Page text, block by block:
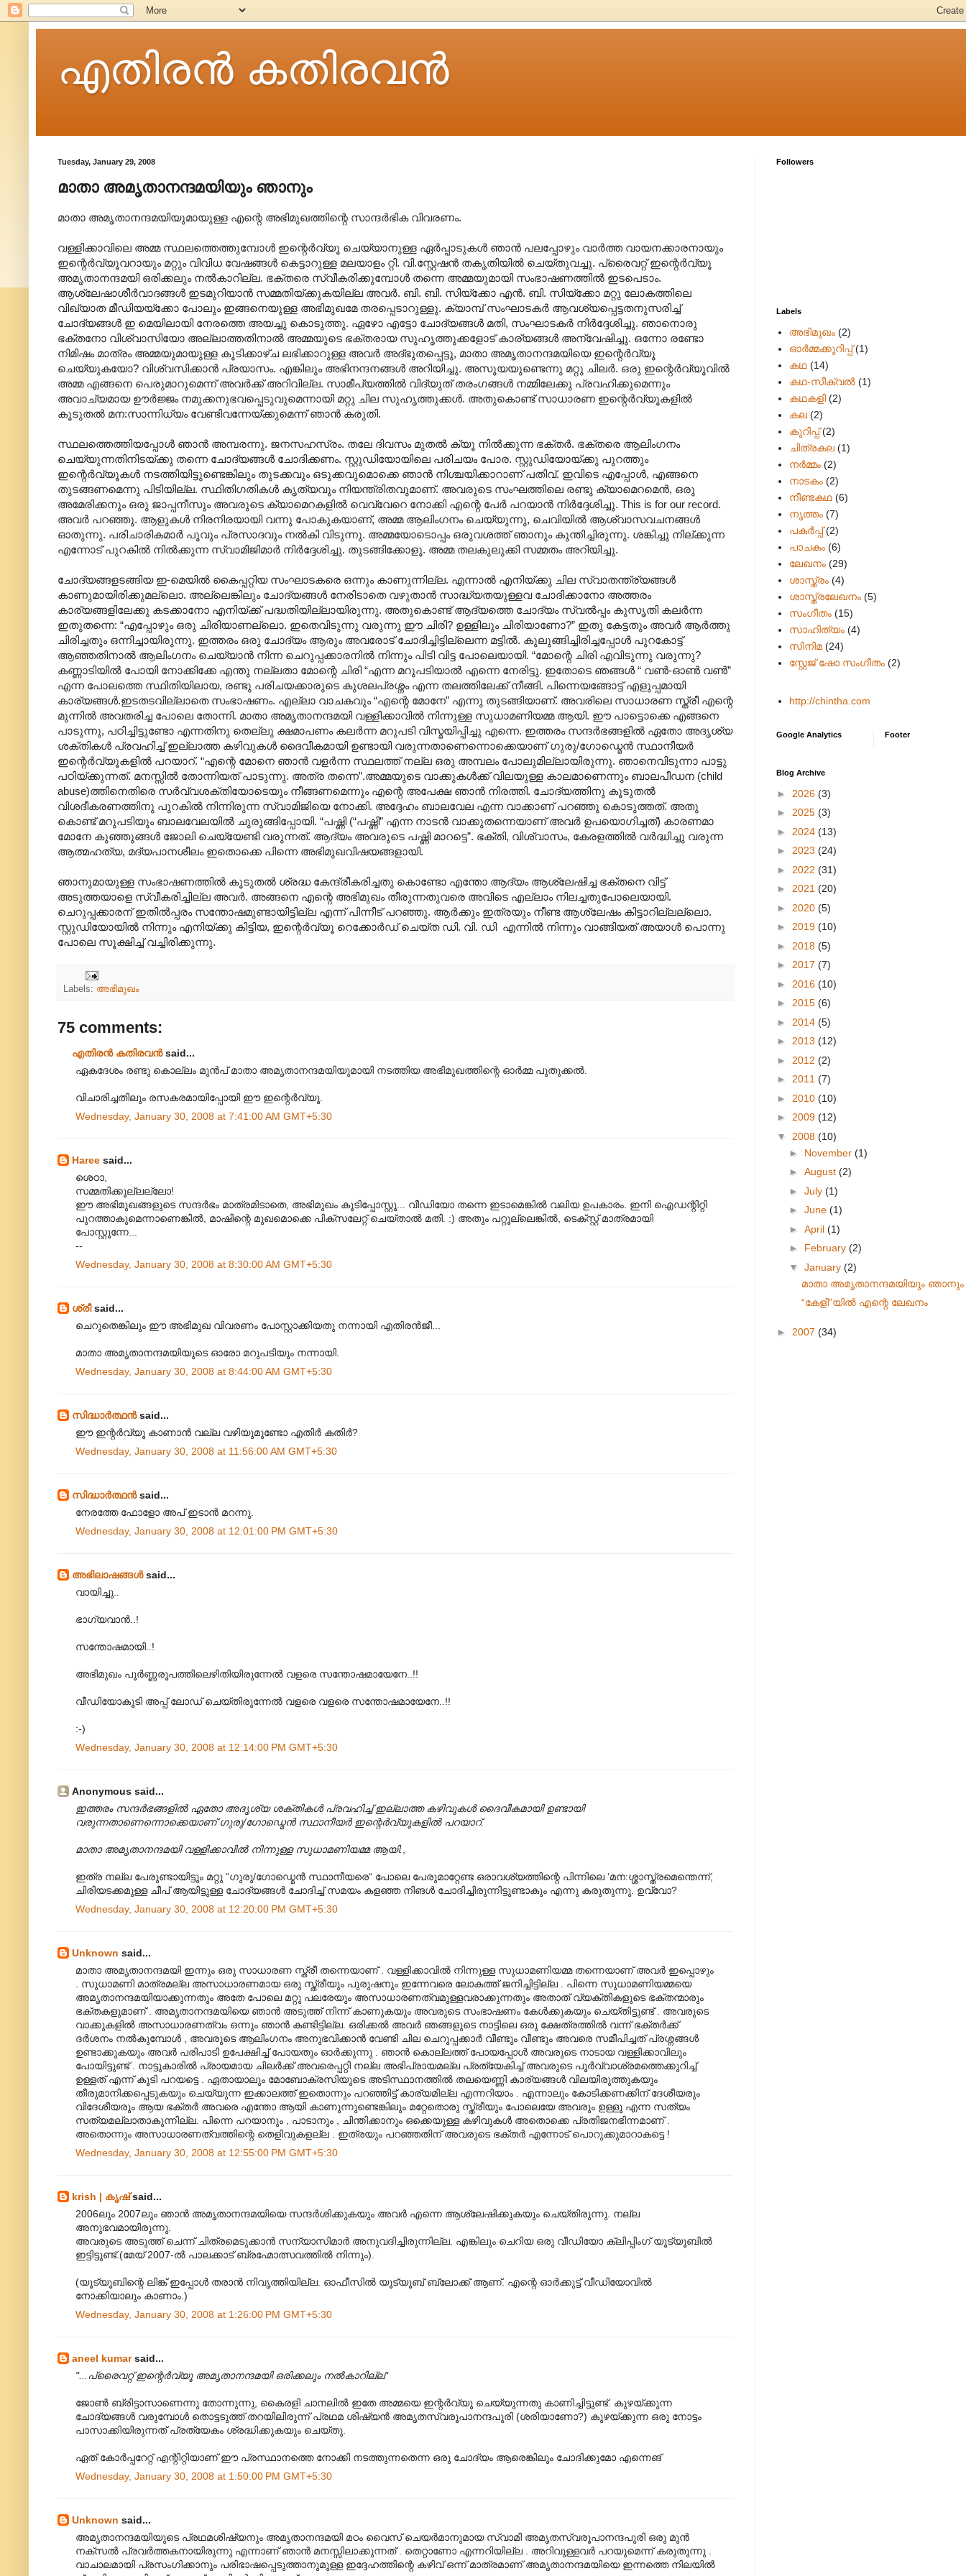
എതിരന്‍ കതിരവന്‍
Tuesday, January 29, 2008
മാതാ അമൃതാനന്ദമയിയും ഞാനും
മാതാ അമൃതാനന്ദമയിയുമായുള്ള എന്റെ അഭിമുഖത്തിന്റെ സാന്ദര്‍ഭിക വിവരണം.
വള്ളിക്കാവിലെ അമ്മ സ്ഥലത്തെത്തുമ്പോള്‍ ഇന്റെര്‍വ്യൂ ചെയ്യാനുള്ള ഏര്‍പ്പാടുകള്‍ ഞാന്‍ പലപ്പോഴും വാര്‍ത്ത വായനക്കാരനായും
ഇന്റെര്‍വ്യൂവറായും മറ്റും വിവിധ വേഷങ്ങള്‍ കെട്ടാറുള്ള മലയാളം റ്റി. വി.സ്റ്റേഷന്‍ തകൃതിയില്‍ ചെയ്തുവച്ചു. പ്രൈവറ്റ് ഇന്റെര്‍വ്യൂ
അമൃതാനന്ദമയി‍ ഒരിക്കലും നല്‍കാറില്ല. ഭക്തരെ സ്വീകരിക്കുമ്പോള്‍ തന്നെ അമ്മയുമായി സംഭാഷണത്തില്‍ ഇടപെടാം.
ആശ്ലേഷാശീര്‍വാദങ്ങള്‍ ഇടമുറിയാന്‍ സമ്മതിയ്ക്കുകയില്ല അവര്‍. ബി. ബി. സിയ്ക്കോ എന്‍. ബി. സിയ്ക്കോ മറ്റു ലോകത്തിലെ
വിഖ്യാത മീഡിയയ്ക്കോ പോലും ഇങ്ങനെയുള്ള അഭിമുഖമേ തരപ്പെടാറുള്ളു. ക്യാമ്പ് സംഘാടകര്‍ ആവശ്യപ്പെട്ടതനുസരിച്ച്
ചോദ്യങ്ങള്‍ ഇ മെയിലായി നേരത്തെ അയച്ചു കൊടുത്തു. ഏഴോ എട്ടോ ചോദ്യങ്ങള്‍ മതി, സംഘാടകര്‍ നിര്‍ദ്ദേശിച്ചു. ഞാനൊരു
ഭക്തനോ വിശ്വാസിയോ അല്ലാത്തതിനാല്‍ അമ്മയുടെ ഭക്തരായ സുഹൃത്തുക്കളോട് കാര്യങ്ങള്‍ അന്വേഷിച്ചു. ഒന്നോ രണ്ടോ
നിമിഷം മാത്രം അമ്മയുമായുള്ള കൂടിക്കാഴ്ച ലഭിക്കാറുള്ള അവര്‍ അദ്ഭുതപ്പെട്ടു, മാതാ അമൃതാനന്ദമയിയെ ഇന്റെര്‍വ്യൂ
ചെയ്യുകയോ? വിശ്വസിക്കാന്‍ പ്രയാസം. എങ്കിലും അഭിനന്ദനങ്ങള്‍ അറിയിച്ചു. അസൂയയുണ്ടെന്നു മറ്റു ചിലര്‍. ഒരു ഇന്റെര്‍വ്യൂവില്‍
അമ്മ എങ്ങനെ പെരുമാറുമെന്ന് അവര്‍ക്ക് അറിവില്ല. സാമീപ്യത്തില്‍ വിദ്യുത് തരംഗങ്ങള്‍ നമ്മിലേക്കു പ്രവഹിക്കുമെന്നും
അവാച്യമായ ഊര്‍ജ്ജം നമുക്കനുഭവപ്പെടുവുമെന്നായി മറ്റു ചില സുഹൃത്തുക്കള്‍. അതുകൊണ്ട് സാധാരണ ഇന്റെര്‍വ്യൂകളില്‍
കൂടുതല്‍ മന:സാന്നിധ്യം വേണ്ടിവന്നേയ്ക്കുമെന്ന് ഞാന്‍ കരുതി.
സ്ഥലത്തെത്തിയപ്പോള്‍ ഞാന്‍ അമ്പരന്നു. ജനസഹസ്രം. തലേ ദിവസം മുതല്‍ ക്യൂ നില്‍ക്കുന്ന ഭക്തര്‍. ഭക്തരെ ആലിംഗനം
ചെയ്യുന്നതിനിടയ്ക്കു തന്നെ ചോദ്യങ്ങള്‍ ചോദിക്കണം. സ്റ്റുഡിയോയിലെ പരിചയം പോര. സ്റ്റുഡിയോയ്ക്കു പുറത്തും
ഇന്റെര്‍വ്യൂകള്‍ നടത്തിയിട്ടുണ്ടെങ്കിലും തുടക്കവും ഒടുക്കവുമൊക്കെ ഞാന്‍ നിശ്ചയിക്കാറാണ് പതിവ്. ഇവിടെ എപ്പോള്‍, എങ്ങനെ
തുടങ്ങണമെന്നു പിടിയില്ല. സ്ഥിതിഗതികള്‍ കൃത്യവും നിയന്ത്രിതവുമാണ്. അവരുടെ സംഘത്തിലെ രണ്ടു ക്യാമെറമെന്‍, ഒരു
അമേരിക്കനും ഒരു ജാപ്പനീസും അവരുടെ ക്യാമെറകളില്‍ വെവ്വേറെ നോക്കി എന്റെ പേര്‍ പറയാന്‍ നിര്‍ദ്ദേശിച്ചു. This is for our record.
അവര്‍ പറഞ്ഞു. ആളുകള്‍ നിരനിരയായി വന്നു പോകുകയാണ്, അമ്മ ആലിംഗനം ചെയ്യുന്നു, ചെവിയില്‍ ആശ്വാസവചനങ്ങള്‍
ഓതുന്നു. പരിചാരികമാര്‍ പൂവും പ്രസാദവും നല്‍കി വിടുന്നു. അമ്മയോടൊപ്പം ഒരുവശത്ത് ഞാനും കുന്തിച്ചിരുന്നു. ശങ്കിച്ചു നില്ക്കുന്ന
എന്നോട് പുറകില്‍ നില്‍ക്കുന്ന സ്വാമിജിമാര്‍ നിര്‍ദ്ദേശിച്ചു. തുടങ്ങിക്കോളൂ. അമ്മ തലകുലുക്കി സമ്മതം അറിയിച്ചു.
ചോദ്യങ്ങളടങ്ങിയ ഇ-മെയില്‍ കൈപ്പറ്റിയ സംഘാടകരെ ഒന്നും കാണുന്നില്ല. എന്നാല്‍ എനിയ്ക്കു ചില സ്വാതന്ത്ര്യങ്ങള്‍
കാണുമായിരിക്കുമല്ലൊ. അല്ലെങ്കിലും ചോദ്യങ്ങള്‍ നേരിടാതെ വഴുതാന്‍ സാദ്ധ്യതയുള്ളവ ചോദിക്കാനോ അത്തരം
കാര്യങ്ങളിലേക്കു കടക്കാനോ എനിയ്ക്ക് പദ്ധതിയില്ലായിരുന്നു. അതുകൊണ്ട് ആദ്യത്തെ ചോദ്യം സ്വല്‍പ്പം കുസൃതി കലര്‍ന്ന
ഇതുതന്നെ: “എപ്പോഴും ഒരു ചിരിയാണല്ലൊ. ഇതെവിടുന്നു വരുന്നു ഈ ചിരി? ഉള്ളിലും ചിരിയാണോ?” ഇതു കേട്ടതും അവര്‍ ആര്‍ത്തു
ചിരിച്ചതും ഒന്നിച്ചായിരുന്നു. ഇത്തരം ഒരു ചോദ്യം ആരും അവരോട് ചോദിച്ചിട്ടില്ലെന്ന മട്ടില്‍. കുലുങ്ങിച്ചിരിച്ചപ്പോള്‍ പുറകോട്ട്
ആഞ്ഞതിനാല്‍ ആലിംഗനം ചെയ്യാന്‍ നിന്ന ചെറുപ്പക്കാരനില്‍ നിന്നും പിടി വിട്ട പോലെയായി. “മോന്റെ ചിരി എവിടുന്നു വരുന്നു?
കണ്ണാടിയില്‍ പോയി നോക്കിക്കേ എന്തു നല്ലതാ മോന്റെ ചിരി “എന്ന മറുപടിയാല്‍ എന്നെ നേരിട്ടു. ഇതോടെ ഞങ്ങള്‍ “ വണ്‍-ഓണ്‍ വണ്‍”
എന്ന പോലത്തെ സ്ഥിതിയിലായ, രണ്ടു പരിചയക്കാരുടെ കുശലപ്രശ്നം എന്ന തലത്തിലേക്ക് നീങ്ങി. പിന്നെയങ്ങോട്ട് എളുപ്പമായി
കാര്യങ്ങള്‍.ഇടതടവില്ലാതെ സംഭാഷണം. എല്ലാ വാചകവും “എന്റെ മോനേ” എന്നു തുടങ്ങിയാണ്. അവരിലെ സാധാരണ സ്ത്രീ എന്റെ
മുന്നില്‍ അവതരിച്ച പോലെ തോന്നി. മാതാ അമൃതാനന്ദമയി വള്ളിക്കാവില്‍ നിന്നുള്ള സുധാമണിയമ്മ ആയി. ഈ പാട്ടൊക്കെ എങ്ങനെ
പാടുന്നു, പഠിച്ചിട്ടുണ്ടോ എന്നതിനു തെല്ലു ക്ഷമാപണം കലര്‍ന്ന മറുപടി വിസ്മയിപ്പിച്ചു എന്നെ. ഇത്തരം സന്ദര്‍ഭങ്ങളില്‍ ഏതോ അദൃശ്യ
ശക്തികള്‍ പ്രവഹിച്ച് ഇല്ലാത്ത കഴിവുകള്‍ ദൈവീകമായി ഉണ്ടായി വരുന്നതാണെന്നൊക്കെയാണ് ഗുരു/ഗോഡ്മെന്‍ സ്ഥാനീയര്‍
ഇന്റെര്‍വ്യൂകളില്‍ പറയാറ്. “എന്റെ മോനെ ഞാന്‍ വളര്‍ന്ന സ്ഥലത്ത് നല്ല ഒരു അമ്പലം പോലുമില്ലായിരുന്നു. ഞാനെവിടുന്നാ പാട്ടു
പഠിയ്ക്കുന്നത്. മനസ്സില്‍ തോന്നിയത് പാടുന്നു. അത്ര തന്നെ”.‍അമ്മയുടെ വാക്കുകള്‍ക്ക് വിലയുള്ള കാലമാണെന്നും ബാലപീഡന (child
abuse)ത്തിനെതിരെ സര്‍വ്വശക്തിയോടെയും നീങ്ങണമെന്നും എന്റെ അപേക്ഷ ഞാന്‍ നിരത്തി. ചോദ്യത്തിനു കൂടുതല്‍
വിശദീകരണത്തിനു‍ പുറകില്‍ നിന്നിരുന്ന സ്വാമിജിയെ നോക്കി. അദ്ദേഹം ബാലവേല എന്ന വാക്കാണ് പറഞ്ഞു കൊടുത്തത്. അതു
കൊണ്ട് മറുപടിയും ബാലവേലയില്‍‍ ചുരുങ്ങിപ്പോയി. “പഷ്ണി (“പഷ്ണി” എന്ന നാടന്‍ വാക്കുതന്നെയാണ് അവര്‍ ഉപയൊഗിച്ചത്) കാരണമാ
മോനേ കുഞ്ഞുങ്ങള്‍ ജോലി ചെയ്യേണ്ടി വരുന്നത്. ആദ്യം അവരുടെ പഷ്ണി മാറട്ടെ”. ഭക്തി, വിശ്വാസം, കേരളത്തില്‍ വര്‍ദ്ധിച്ചു വരുന്ന
ആത്മഹത്യ, മദ്യപാനശീലം ഇതൊക്കെ പിന്നെ അഭിമുഖവിഷയങ്ങളായി.
ഞാനുമായുള്ള സംഭാഷണത്തില്‍ കൂടുതല്‍ ശ്രദ്ധ കേന്ദ്രീകരിച്ചതു കൊണ്ടോ എന്തോ ആദ്യം ആശ്ലേഷിച്ച ഭക്തനെ വിട്ട്
അടുത്തയാളെ സ്വീകരിച്ചില്ല അവര്‍. അങ്ങനെ എന്റെ അഭിമുഖം തീരുന്നതുവരെ അവിടെ എല്ലാം നിലച്ചതുപോലെയായി.
ചെറുപ്പക്കാരന് ഇതില്‍പ്പരം സന്തോഷമുണ്ടായിട്ടില്ല എന്ന് പിന്നീട് പറഞ്ഞു. ആര്‍ക്കും ഇത്രയും നീണ്ട ആശ്ലേഷം കിട്ടാറില്ലല്ലൊ.
സ്റ്റുഡിയോയില്‍ നിന്നും എനിയ്ക്കു കിട്ടിയ, ഇന്റെര്‍വ്യൂ റെക്കോര്‍ഡ് ചെയ്ത ഡി. വി. ഡി ‍ എന്നില്‍ നിന്നും വാങ്ങിയത് അയാള്‍ പൊന്നു
പോലെ സൂക്ഷിച്ച് വച്ചിരിക്കുന്നു.
Labels: അഭിമുഖം
75 comments:
എതിരന്‍ കതിരവന്‍said...
ഏകദേശം രണ്ടു കൊല്ലം മുന്‍പ് മാതാ അമൃതാനന്ദമയിയുമായി നടത്തിയ അഭിമുഖത്തിന്റെ ഓര്‍മ്മ പുതുക്കല്‍.
വിചാരിച്ചതിലും രസകരമായിപ്പോയി ഈ ഇന്റെര്‍വ്യൂ.
Wednesday, January 30, 2008 at 7:41:00 AM GMT+5:30
Haree said...
ശെഠാ,
സമ്മതിക്കൂല്ലല്ലോ!
ഈ അഭിമുഖങ്ങളുടെ സന്ദര്‍ഭം മാത്രമിടാതെ, അഭിമുഖം കൂടിപ്പോസ്റ്റൂ... വീഡിയോ തന്നെ ഇടാമെങ്കില്‍ വലിയ ഉപകാരം. ഇനി ഐഡന്റിറ്റി
പുറത്താകുമെന്നാണെങ്കില്‍, മാഷിന്റെ മുഖമൊക്കെ പിക്സലേറ്റ് ചെയ്താല്‍ മതി. :) അതും പറ്റൂല്ലെങ്കില്‍, ടെക്സ്റ്റ് മാത്രമായി
പോസ്റ്റൂന്നേ...
--
Wednesday, January 30, 2008 at 8:30:00 AM GMT+5:30
ശ്രീsaid...
ചെറുതെങ്കിലും ഈ അഭിമുഖ വിവരണം പോസ്റ്റാക്കിയതു നന്നായി എതിരന്‍‌ജീ...
മാതാ അമൃതാനന്ദമയിയുടെ ഓരോ മറുപടിയും നന്നായി.
Wednesday, January 30, 2008 at 8:44:00 AM GMT+5:30
സിദ്ധാര്‍ത്ഥന്‍said...
ഈ ഇന്റര്‍വ്യൂ കാണാന്‍ വല്ല വഴിയുമുണ്ടോ എതിര്‍ കതിര്‍?
Wednesday, January 30, 2008 at 11:56:00 AM GMT+5:30
സിദ്ധാര്‍ത്ഥന്‍said...
നേരത്തേ ഫോളോ അപ് ഇടാന്‍ മറന്നു.
Wednesday, January 30, 2008 at 12:01:00 PM GMT+5:30
അഭിലാഷങ്ങള്‍said...
വായിച്ചു..
ഭാഗ്യവാന്‍..!
സന്തോഷമായി..!
അഭിമുഖം പൂര്‍ണ്ണരൂപത്തിലെഴിതിയിരുന്നേല്‍ വളരെ സന്തോഷമായേനേ..!!
വീഡിയോകൂടി അപ്പ് ലോഡ് ചെയ്തിരുന്നേല്‍ വളരെ വളരെ സന്തോഷമായേനേ..!!
:-)
Wednesday, January 30, 2008 at 12:14:00 PM GMT+5:30
Anonymous said...
ഇത്തരം സന്ദര്‍ഭങ്ങളില്‍ ഏതോ അദൃശ്യ ശക്തികള്‍ പ്രവഹിച്ച് ഇല്ലാത്ത കഴിവുകള്‍ ദൈവീകമായി ഉണ്ടായി
വരുന്നതാണെന്നൊക്കെയാണ് ഗുരു/ഗോഡ്മെന്‍ സ്ഥാനീയര്‍ ഇന്റെര്‍വ്യൂകളില്‍ പറയാറ്.
മാതാ അമൃതാനന്ദമയി വള്ളിക്കാവില്‍ നിന്നുള്ള സുധാമണിയമ്മ ആയി.,
ഇത്ര നല്ല പേരുണ്ടായിട്ടും മറ്റു “ഗുരു/ഗോഡ്മെന്‍ സ്ഥാനീയരെ“ പോലെ പേരുമാറ്റേണ്ട ഒരാവശ്യത്തിന്റെ പിന്നിലെ ‘മന:ശ്ശാസ്ത്രമെന്തെന്ന്,
ചിരിയടക്കമുള്ള ചീപ് ആയിട്ടുള്ള ചോദ്യങ്ങള്‍ ചോദിച്ച് സമയം കളഞ്ഞ നിങള്‍ ചോദിച്ചിരുന്നിട്ടുണ്ടാകും എന്നു കരുതുന്നു. ഉവ്വോ?
Wednesday, January 30, 2008 at 12:20:00 PM GMT+5:30
Unknown said...
മാതാ അമൃതാനന്ദമയി ഇന്നും ഒരു സാധാരണ സ്ത്രീ തന്നെയാണ് . വള്ളിക്കാവില്‍ നിന്നുള്ള സുധാമണിയമ്മ തന്നെയാണ് അവര്‍ ഇപ്പൊഴും
. സുധാമണി മാത്രമല്ല അസാധാരണമായ ഒരു സ്ത്രീയും പുരുഷനും ഇന്നേവരെ ലോകത്ത് ജനിച്ചിട്ടില്ല . പിന്നെ സുധാമണിയമ്മയെ
അമൃതാനന്ദമയിയാക്കുന്നതും അതേ പോലെ മറ്റു പലരേയും അസാധാരണത്വമുള്ളവരാക്കുന്നതും അതാത് വ്യക്തികളുടെ ഭക്തന്മാരും
ഭക്തകളുമാണ് . അമൃതാനന്ദമയിയെ ഞാന്‍ അടുത്ത് നിന്ന് കാണുകയും അവരുടെ സംഭാഷണം കേള്‍ക്കുകയും ചെയ്തിട്ടുണ്ട് . അവരുടെ
വാക്കുകളില്‍ അസാധാരണത്വം ഒന്നും ഞാന്‍ കണ്ടിട്ടില്ല. ഒരിക്കല്‍ അവര്‍ ഞങ്ങളുടെ നാട്ടിലെ ഒരു ക്ഷേത്രത്തില്‍ വന്ന് ഭക്തര്‍ക്ക്
ദര്‍ശനം നല്‍കുമ്പോള്‍ , അവരുടെ ആലിംഗനം അനുഭവിക്കാന്‍ വേണ്ടി ചില ചെറുപ്പക്കാര്‍ വീണ്ടും വീണ്ടും അവരെ സമീപിച്ചത് പ്രശ്നങ്ങള്‍
ഉണ്ടാക്കുകയും അവര്‍ പരിപാടി ഉപേക്ഷിച്ച് പോയതും ഓര്‍ക്കുന്നു . ഞാന്‍ കൊല്ലത്ത് പോയപ്പോള്‍ അവരുടെ നാടായ വള്ളിക്കാവിലും
പോയിട്ടുണ്ട് . നാട്ടുകാരില്‍ പ്രായമായ ചിലര്‍ക്ക് അവരെപ്പറ്റി നല്ല അഭിപ്രായമല്ല പ്രത്യേകിച്ച് അവരുടെ പൂര്‍വ്വാശ്രമത്തെക്കുറിച്ച്
ഉള്ളത് എന്ന് കൂടി പറയട്ടെ . ഏതായാലും മോബോക്രസിയുടെ അടിസ്ഥാനത്തില്‍ തലയെണ്ണി കാര്യങ്ങള്‍ വിലയിരുത്തുകയും
തീരുമാനിക്കപ്പെടുകയും ചെയ്യുന്ന ഇക്കാലത്ത് ഇതൊന്നും പറഞ്ഞിട്ട് കാര്യമില്ല എന്നറിയാം . എന്നാലും കോടിക്കണക്കിന് ദേശീയരും
വിദേശീയരും ആയ ഭക്തര്‍ അവരെ എന്തോ ആയി കാ‍ണുന്നുണ്ടെങ്കിലും മറ്റേതൊരു സ്ത്രീയും പോലെയേ അവരും ഉള്ളൂ എന്ന സത്യം
സത്യമല്ലാതാകുന്നില്ല. പിന്നെ പറയാനും , പാടാനും , ചിന്തിക്കാനും ഒക്കെയുള്ള കഴിവുകള്‍ അതൊക്കെ പ്രതിജനഭിന്നമാണ് .
അതൊന്നും അസാധാരണത്വത്തിന്റെ തെളിവുകളല്ല . ഇത്രയും പറഞ്ഞതിന് അവരുടെ ഭക്തര്‍ എന്നോട് പൊറുക്കുമാറാകട്ടെ !
Wednesday, January 30, 2008 at 12:55:00 PM GMT+5:30
krish | കൃഷ്said...
2006ലും 2007ലും ഞാന്‍ അമൃതാനന്ദമയിയെ സന്ദര്‍ശിക്കുകയും അവര്‍ എന്നെ ആശ്ലേഷിക്കുകയും ചെയ്തിരുന്നു. നല്ല
അനുഭവമായിരുന്നു.
അവരുടെ അടുത്ത് ചെന്ന് ചിത്രമെടുക്കാന്‍ സന്യാസിമാര്‍ അനുവദിച്ചിരുന്നില്ല. എങ്കിലും ചെറിയ ഒരു വീഡിയോ ക്ലിപ്പിംഗ് യൂട്യൂബില്‍
ഇട്ടിട്ടുണ്ട്.(മേയ് 2007-ല്‍ പാലക്കാട് ബ്രഹ്മോത്സവത്തില്‍ നിന്നും).
(യൂട്യൂബിന്റെ ലിങ്ക് ഇപ്പോള്‍ തരാന്‍ നിവൃത്തിയില്ല. ഓഫീസില്‍ യൂട്യൂബ് ബ്ലോക്ക് ആണ്. എന്റെ ഓര്‍ക്കുട്ട് വീഡിയോവില്‍
നോക്കിയാലും കാണാം.)
Wednesday, January 30, 2008 at 1:26:00 PM GMT+5:30
aneel kumarsaid...
"...പ്രൈവറ്റ് ഇന്റെര്‍വ്യൂ അമൃതാനന്ദമയി‍ ഒരിക്കലും നല്‍കാറില്ല"
ജോണ്‍ ബ്രിട്ടാസാണെന്നു തോന്നുന്നു, കൈരളി ചാനലില്‍ ഇതേ അമ്മയെ ഇന്റര്‍വ്യൂ ചെയ്യുന്നതു കാണിച്ചിട്ടുണ്ട്. കുഴയ്ക്കുന്ന
ചോദ്യങ്ങള്‍ വരുമ്പോള്‍ തൊട്ടടുത്ത് തറയിലിരുന്ന് പ്രഥമ ശിഷ്യന്‍ അമൃതസ്വരൂപാനന്ദപുരി (ശരിയാണോ?) കുഴയ്ക്കുന്ന ഒരു നോട്ടം
പാസാക്കിയിരുന്നത് പ്രത്യേകം ശ്രദ്ധിക്കുകയും ചെയ്തു.
ഏത് കോര്‍പ്പറേറ്റ് എന്റിറ്റിയാണ് ഈ പ്രസ്ഥാനത്തെ നോക്കി നടത്തുന്നതെന്ന ഒരു ചോദ്യം ആരെങ്കിലും ചോദിക്കുമോ എന്നെങ്
Wednesday, January 30, 2008 at 1:50:00 PM GMT+5:30
Unknown said...
അമൃതാനന്ദമയിയുടെ പ്രഥമശിഷ്യനും അമൃതാനന്ദമയി മഠം വൈസ്‌ ചെയര്‍മാനുമായ സ്വാമി അമൃതസ്വരൂപാനന്ദപുരി ഒരു മുന്‍
നക്സല്‍ പ്രവര്‍ത്തകനായിരുന്നു എന്നാണ് ഞാന്‍ മനസ്സിലാക്കുന്നത് . തെറ്റാണോ എന്നറിയില്ല . അറിവുള്ളവര്‍ പറയുമെന്ന് കരുതുന്നു .
വാചാലമായി പ്രസംഗിക്കാനും പരിഭാഷപ്പെടുത്താനുമുള്ള ഇദ്ദേഹത്തിന്റെ കഴിവ് ഒന്ന് മാത്രമാണ് അമൃതാനന്ദമയിയെ ഇന്നത്തെ നിലയില്‍
Followers
Labels
അഭിമുഖം (2)
ഓർമ്മക്കുറിപ്പ് (1)
കഥ (14)
കഥ-സീക്വല്‍ (1)
കഥകളി (2)
കല (2)
കുറിപ്പ് (2)
ചിത്രകല (1)
നർമ്മം (2)
നാടകം (2)
നീണ്ടകഥ (6)
നൃത്തം (7)
പകര്‍പ്പ് (2)
പാചകം (6)
ലേഖനം (29)
ശാസ്ത്രം (4)
ശാസ്ത്രലേഖനം (5)
സംഗീതം (15)
സാഹിത്യം (4)
സിനിമ (24)
സ്റ്റേജ് ഷോ സംഗീതം (2)
http://chintha.com
Google Analytics Footer
Blog Archive
► 2026 (3)
► 2025 (3)
► 2024 (13)
► 2023 (24)
► 2022 (31)
► 2021 (20)
► 2020 (5)
► 2019 (10)
► 2018 (5)
► 2017 (7)
► 2016 (10)
► 2015 (6)
► 2014 (5)
► 2013 (12)
► 2012 (2)
► 2011 (7)
► 2010 (10)
► 2009 (12)
▼ 2008 (10)
► November (1)
► August (2)
► July (1)
► June (1)
► April (1)
► February (2)
▼ January (2)
മാതാ അമൃതാനന്ദമയിയും ഞാനും
“കേളി”യില്‍ എന്റെ ലേഖനം
► 2007 (34)